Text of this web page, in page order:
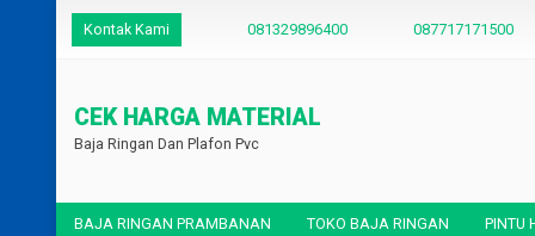
Kontak Kami 081329896400 087717171500
CEK HARGA MATERIAL
Baja Ringan Dan Plafon Pvc
BAJA RINGAN PRAMBANAN TOKO BAJA RINGAN PINTU